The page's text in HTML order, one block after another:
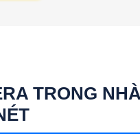
TRONG